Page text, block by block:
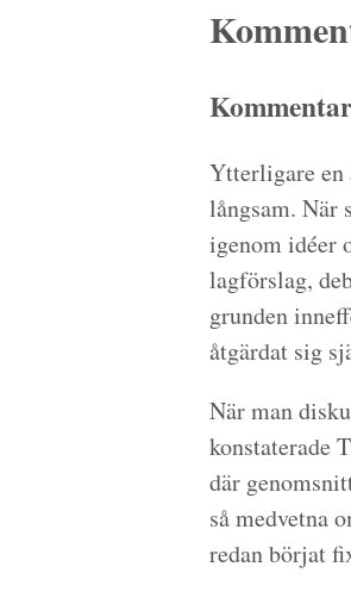
Ytterligare en
långsam. När
igenom idéer
lagförslag,
grunden
åtgärdat sig
När man
konstaterade
där
så medvetna
redan börjat